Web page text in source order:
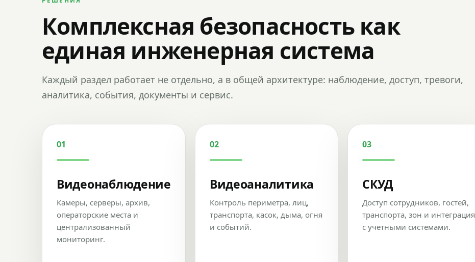
Комплексная безопасность как
единая инженерная система
Каждый раздел работает не отдельно, а в общей архитектуре: наблюдение, доступ, тревоги,
аналитика, события, документы и сервис.
01
Видеонаблюдение
Камеры, серверы, архив,
операторские места и
централизованный
мониторинг.
02
Видеоаналитика
Контроль периметра, лиц,
транспорта, касок, дыма, огня
и событий.
03
СКУД
Доступ сотрудников, гостей,
транспорта, зон и интеграция
с учетными системами.